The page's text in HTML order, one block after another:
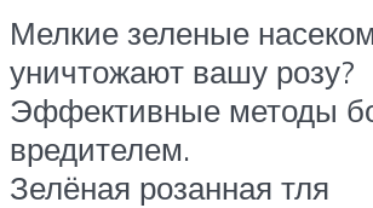
Мелкие зеленые
уничтожают вашу розу?
Эффективные методы
вредителем.
Зелёная розанная тля